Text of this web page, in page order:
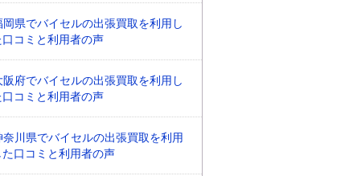
岡県でバイセルの出張買取を利用し
口コミと利用者の声
阪府でバイセルの出張買取を利用し
口コミと利用者の声
奈川県でバイセルの出張買取を利用
た口コミと利用者の声